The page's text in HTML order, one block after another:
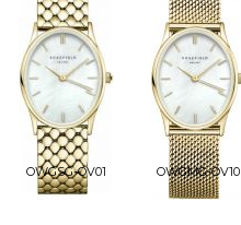
OWGSG-OV01 OWGMG-OV10